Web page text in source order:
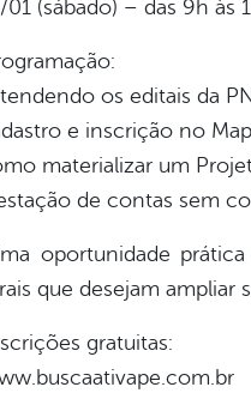
(sábado) – das 9h às
os editais da
e inscrição no
materializar um
de contas sem
oportunidade
que desejam ampliar
gratuitas: